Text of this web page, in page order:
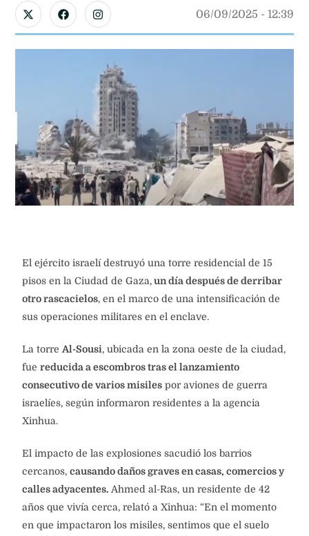
06/09/2025 - 12:39
El ejército israelí destruyó una torre residencial de 15
pisos en la Ciudad de Gaza,un día después de derribar
otro rascacielos, en el marco de una intensificación de
sus operaciones militares en el enclave.
La torre Al-Sousi, ubicada en la zona oeste de la ciudad,
fue reducida a escombros tras el lanzamiento
consecutivo de varios misiles por aviones de guerra
israelíes, según informaron residentes a la agencia
Xinhua.
El impacto de las explosiones sacudió los barrios
cercanos, causando daños graves en casas, comercios y
calles adyacentes. Ahmed al-Ras, un residente de 42
años que vivía cerca, relató a Xinhua: “En el momento
en que impactaron los misiles, sentimos que el suelo